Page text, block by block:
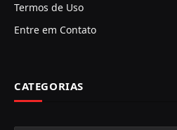
Termos de Uso
Entre em Contato
CATEGORIAS